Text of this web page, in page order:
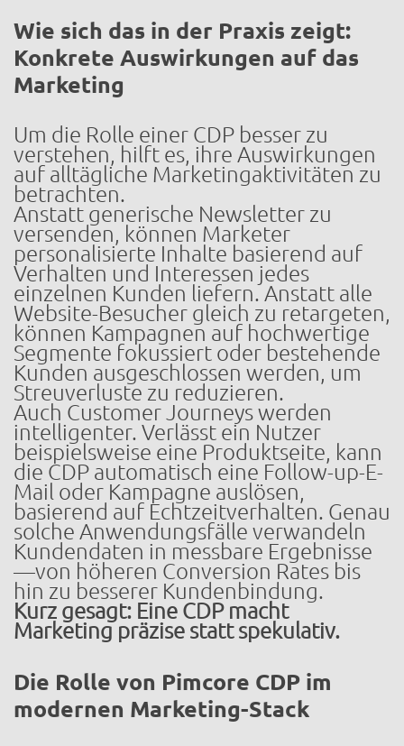
Wie sich das in der Praxis zeigt:
Konkrete Auswirkungen auf das
Marketing
Um die Rolle einer CDP besser zu
verstehen, hilft es, ihre Auswirkungen
auf alltägliche Marketingaktivitäten zu
betrachten.
Anstatt generische Newsletter zu
versenden, können Marketer
personalisierte Inhalte basierend auf
Verhalten und Interessen jedes
einzelnen Kunden liefern. Anstatt alle
Website-Besucher gleich zu retargeten,
können Kampagnen auf hochwertige
Segmente fokussiert oder bestehende
Kunden ausgeschlossen werden, um
Streuverluste zu reduzieren.
Auch Customer Journeys werden
intelligenter. Verlässt ein Nutzer
beispielsweise eine Produktseite, kann
die CDP automatisch eine Follow-up-E-
Mail oder Kampagne auslösen,
basierend auf Echtzeitverhalten. Genau
solche Anwendungsfälle verwandeln
Kundendaten in messbare Ergebnisse
—von höheren Conversion Rates bis
hin zu besserer Kundenbindung.
Kurz gesagt: Eine CDP macht
Marketing präzise statt spekulativ.
Die Rolle von Pimcore CDP im
modernen Marketing-Stack